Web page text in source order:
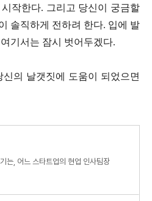
작한다. 그리고 당신이 궁금할
솔직하게 전하려 한다. 입에 발
기서는 잠시 벗어두겠다.
의 날갯짓에 도움이 되었으면
는, 어느 스타트업의 현업 인사팀장